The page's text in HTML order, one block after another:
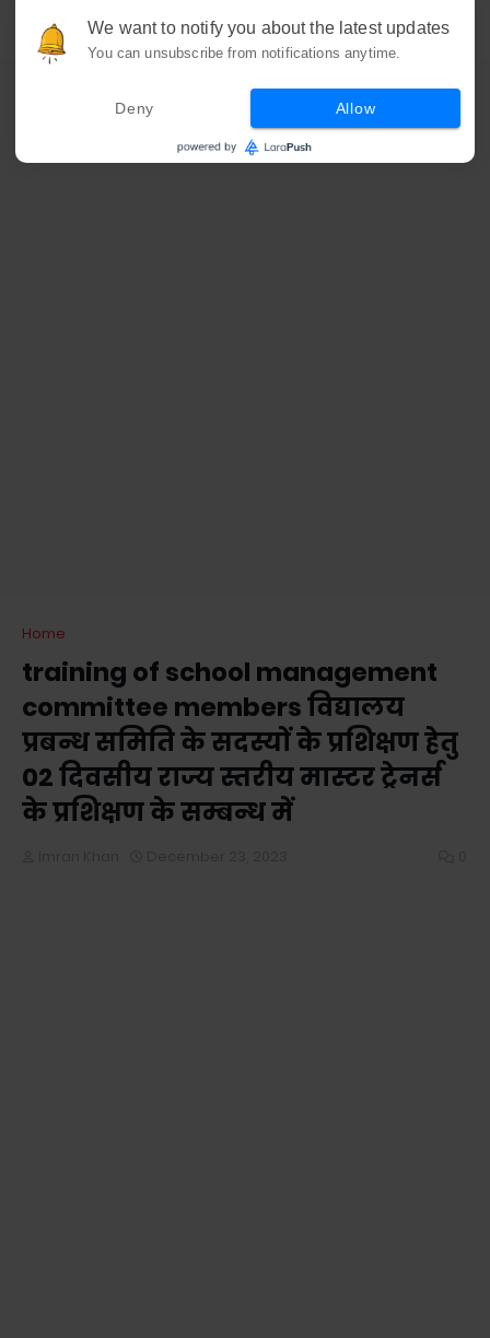
Home
training of school management
committee members विद्यालय
प्रबन्ध समिति के सदस्यों के प्रशिक्षण हेतु
02 दिवसीय राज्य स्तरीय मास्टर ट्रेनर्स
के प्रशिक्षण के सम्बन्ध में
We want to notify you about the latest updates
You can unsubscribe from notifications anytime.
Deny Allow